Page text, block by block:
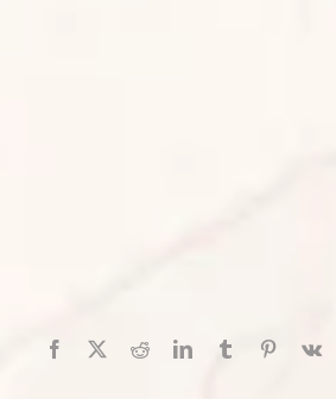
Facebook RedditLinkedInTumblr Pinterest
Vk